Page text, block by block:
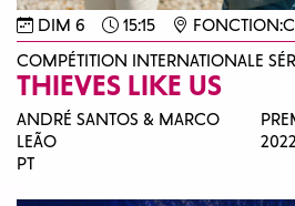
DIM 6 15:15
COMPÉTITION INTERNATIONALE
THIEVES LIKE US
ANDRÉ SANTOS & MARCO
LEÃO
PT